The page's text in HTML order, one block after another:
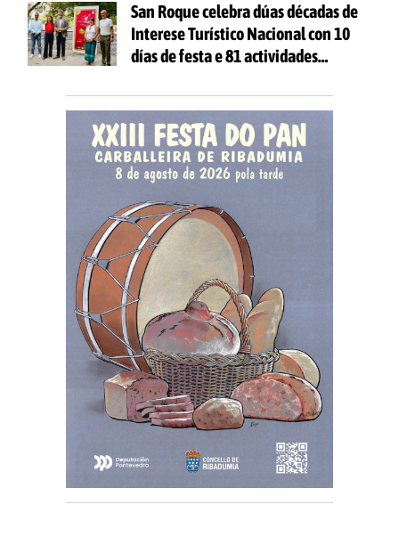
San Roque celebra dúas décadas de
Interese Turístico Nacional con 10
días de festa e 81 actividades